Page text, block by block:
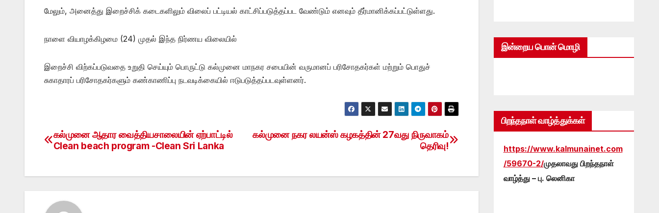
மேலும், அனைத்து இறைச்சிக் கடைகளிலும் விலைப் பட்டியல் காட்சிப்படுத்தப்பட வேண்டும் எனவும் தீர்மானிக்கப்பட்டுள்ளது.
நாளை வியாழக்கிழமை (24) முதல் இந்த நிர்ணய விலையில்
இறைச்சி விற்கப்படுவதை உறுதி செய்யும் பொருட்டு கல்முனை மாநகர சபையின் வருமானப் பரிசோதகர்கள் மற்றும் பொதுச்
சுகாதாரப் பரிசோதகர்களும் கண்காணிப்பு நடவடிக்கையில் ஈடுபடுத்தப்படவுள்ளனர்.
Post
கல்முனை நகர லயன்ஸ் கழகத்தின் 27வது நிருவாகம்
தெரிவு!
கல்முனை ஆதார வைத்தியசாலையின் ஏற்பாட்டில்
Clean beach program -Clean Sri Lanka
இன்றைய பொன் மொழி
பிறந்தநாள் வாழ்த்துக்கள்
https://www.kalmunainet.com
/59670-2/முதலாவது பிறந்தநாள்
வாழ்த்து – பு. லெனிகா